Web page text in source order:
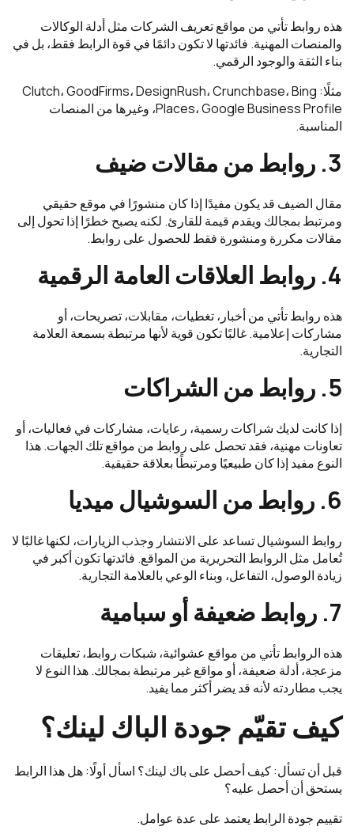
هذه روابط تأتي من مواقع تعريف الشركات مثل أدلة الوكالات
والمنصات المهنية. فائدتها لا تكون دائمًا في قوة الرابط فقط، بل في
بناء الثقة والوجود الرقمي.
مثلًا: Clutch، GoodFirms، DesignRush، Crunchbase، Bing
Places، Google Business Profile، وغيرها من المنصات
المناسبة.
3. روابط من مقالات ضيف
مقال الضيف قد يكون مفيدًا إذا كان منشورًا في موقع حقيقي
ومرتبط بمجالك ويقدم قيمة للقارئ. لكنه يصبح خطرًا إذا تحول إلى
مقالات مكررة ومنشورة فقط للحصول على روابط.
4. روابط العلاقات العامة الرقمية
هذه روابط تأتي من أخبار، تغطيات، مقابلات، تصريحات، أو
مشاركات إعلامية. غالبًا تكون قوية لأنها مرتبطة بسمعة العلامة
التجارية.
5. روابط من الشراكات
إذا كانت لديك شراكات رسمية، رعايات، مشاركات في فعاليات، أو
تعاونات مهنية، فقد تحصل على روابط من مواقع تلك الجهات. هذا
النوع مفيد إذا كان طبيعيًا ومرتبطًا بعلاقة حقيقية.
6. روابط من السوشيال ميديا
روابط السوشيال تساعد على الانتشار وجذب الزيارات، لكنها غالبًا لا
تُعامل مثل الروابط التحريرية من المواقع. فائدتها تكون أكبر في
زيادة الوصول، التفاعل، وبناء الوعي بالعلامة التجارية.
7. روابط ضعيفة أو سبامية
هذه الروابط تأتي من مواقع عشوائية، شبكات روابط، تعليقات
مزعجة، أدلة ضعيفة، أو مواقع غير مرتبطة بمجالك. هذا النوع لا
يجب مطاردته لأنه قد يضر أكثر مما يفيد.
كيف تقيّم جودة الباك لينك؟
قبل أن تسأل: كيف أحصل على باك لينك؟ اسأل أولًا: هل هذا الرابط
يستحق أن أحصل عليه؟
تقييم جودة الرابط يعتمد على عدة عوامل.